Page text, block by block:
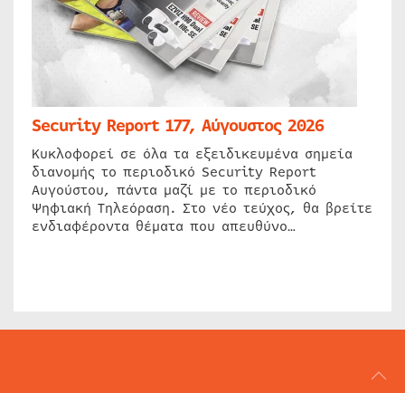
Security Report 177, Αύγουστος 2026
Κυκλοφορεί σε όλα τα εξειδικευμένα σημεία
διανομής το περιοδικό Security Report
Αυγούστου, πάντα μαζί με το περιοδικό
Ψηφιακή Τηλεόραση. Στο νέο τεύχος, θα βρείτε
ενδιαφέροντα θέματα που απευθύνο…